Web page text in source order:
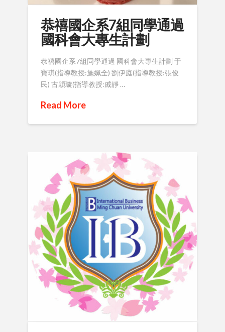
恭禧國企系7組同學通過
國科會大專生計劃
恭禧國企系7組同學通過 國科會大專生計劃 于
寶琪(指導教授:施姵全) 劉伊庭(指導教授:張俊
民) 古穎璇(指導教授:戚靜 …
Read More